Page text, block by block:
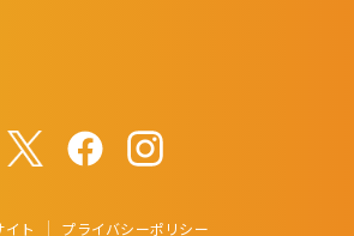
イト プライバシーポリシー